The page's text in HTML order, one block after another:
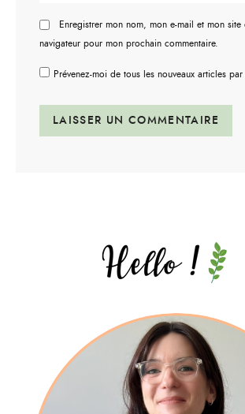
Enregistrer mon nom, mon e-mail et mon site
navigateur pour mon prochain commentaire.
Prévenez-moi de tous les nouveaux articles